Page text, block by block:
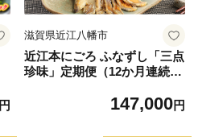
円
滋賀県近江八幡市
近江本にごろ ふなずし「三点
珍味」定期便（12か月連続お
147,000円